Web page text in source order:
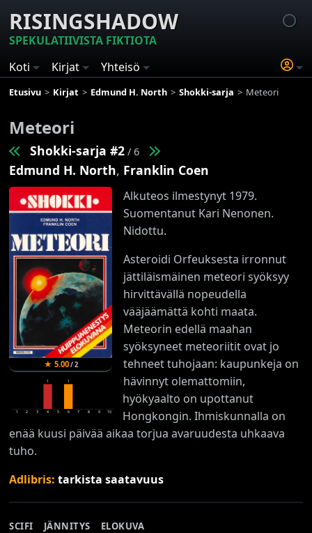
RISINGSHADOW
SPEKULATIIVISTA FIKTIOTA
Koti
Kirjat Yhteisö
Etusivu Kirjat Edmund H. North Shokki-sarja Meteori
Meteori
Shokki-sarja #2 / 6
Edmund H. North, Franklin Coen
★ 5.00/2
1 2 3
1
4 5
1
6 7 8 9 10
Alkuteos ilmestynyt 1979.
Suomentanut Kari Nenonen.
Nidottu.
Asteroidi Orfeuksesta irronnut
jättiläismäinen meteori syöksyy
hirvittävällä nopeudella
vääjäämättä kohti maata.
Meteorin edellä maahan
syöksyneet meteoriitit ovat jo
tehneet tuhojaan: kaupunkeja on
hävinnyt olemattomiin,
hyökyaalto on upottanut
Hongkongin. Ihmiskunnalla on
enää kuusi päivää aikaa torjua avaruudesta uhkaava
tuho.
Adlibris:tarkista saatavuus
SCIFI JÄNNITYS ELOKUVA